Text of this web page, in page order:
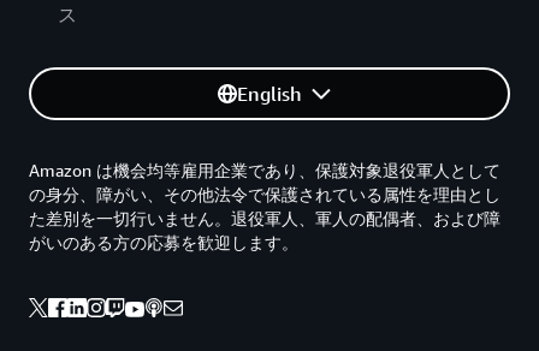
ス
English
Amazon は機会均等雇用企業であり、保護対象退役軍人として
の身分、障がい、その他法令で保護されている属性を理由とし
た差別を一切行いません。退役軍人、軍人の配偶者、および障
がいのある方の応募を歓迎します。